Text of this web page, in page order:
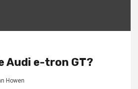
Audi e-tron GT?
Howen